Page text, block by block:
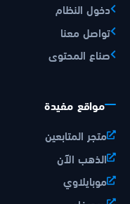
دخول النظام
تواصل معنا
صناع المحتوى
مواقع مفيدة
متجر المتابعين
الذهب الآن
موبايلاوي